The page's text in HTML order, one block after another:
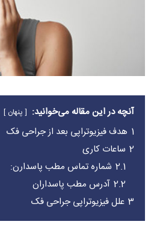
آنچه در این مقاله می‌خوانید: پنهان
1 هدف فیزیوتراپی بعد از جراحی فک
2 ساعات کاری
2.1 شماره تماس مطب پاسدارن:
2.2 آدرس مطب پاسداران
3 علل فیزیوتراپی جراحی فک